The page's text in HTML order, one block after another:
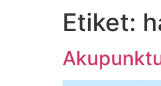
Etiket: